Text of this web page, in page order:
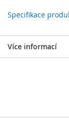
Specifikace
Více informací